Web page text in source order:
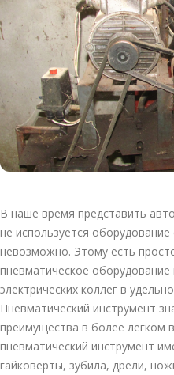
В наше время представить
не используется
невозможно. Этому есть
пневматическое оборудование
электрических коллег в
Пневматический инструмент
преимущества в более легком
пневматический инструмент
гайковерты, зубила, дрели,